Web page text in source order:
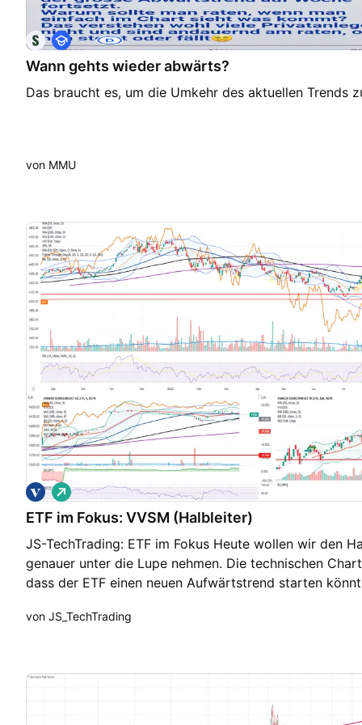
Wann gehts wieder abwärts?
Das braucht es, um die Umkehr des aktuellen Trends
A
u
s
g
von MMU
ETF im Fokus: VVSM (Halbleiter)
JS-TechTrading: ETF im Fokus Heute wollen wir den
genauer unter die Lupe nehmen. Die technischen
dass der ETF einen neuen Aufwärtstrend starten
eingezeichneten roten Linien gesetzt werden
anderes als Mikrochips und gelten als
elementarer Baustein der High-Tech-Industrie. Sie
technischen Bauteilen wie Computerchips oder
L
o
n
von JS_TechTrading